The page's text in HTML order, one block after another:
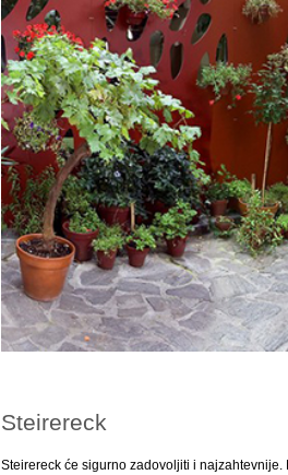
Steirereck
Steirereck će sigurno zadovoljiti i